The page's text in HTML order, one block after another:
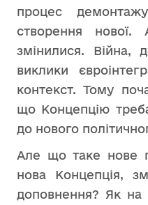
процес
створення
змінилися. Війна,
виклики
контекст. Тому
що Концепцію
до нового
Але що таке нове
нова Концепція,
доповнення? Як на